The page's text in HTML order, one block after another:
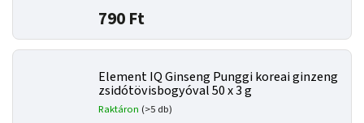
790 Ft
Element IQ Ginseng Punggi koreai ginzeng
zsidótövisbogyóval 50 x 3 g
Raktáron (>5 db)